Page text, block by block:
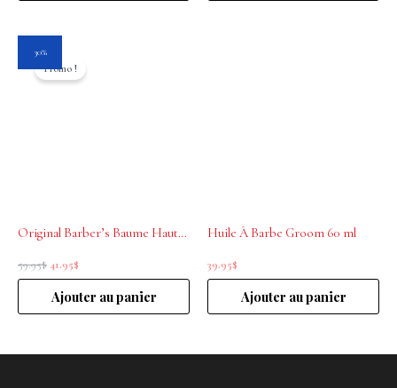
30%
Promo !
Original Barber’s Baume Haute Hydratation
59.95$
initial
41.95$
actuel
Ajouter au panier
Huile À Barbe Groom 60 ml
39.95$
Ajouter au panier